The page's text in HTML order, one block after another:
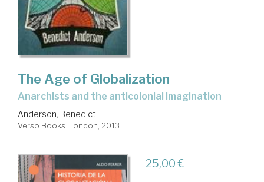
The Age of Globalization
anarchists and the anticolonial imagination
Anderson, Benedict
Verso Books. London, 2013
25,00 €